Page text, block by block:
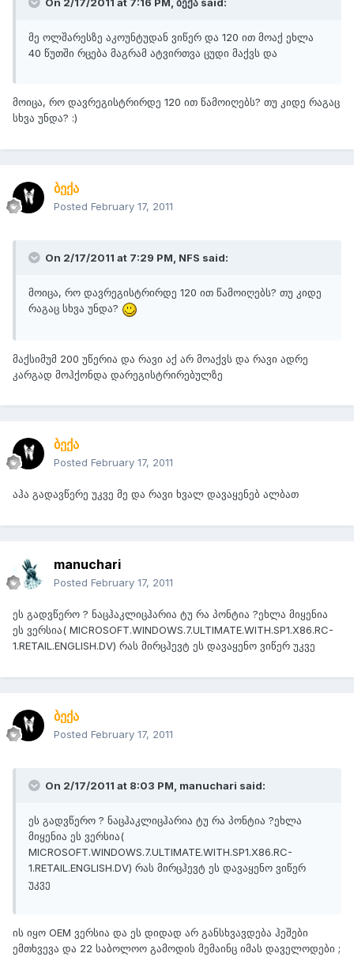
On 2/17/2011 at 7:16 PM, ბექა said:
მე ოლშარესზე აკოუნტუდან ვიწერ და 120 ით მოაქ ეხლა
40 წუთში რცება მაგრამ ატვირთვა ცუდი მაქვს და
მოიცა, რო დავრეგისტრირდე 120 ით წამოიღებს? თუ კიდე რაგაც
სხვა უნდა? :)
ბექა
Posted February 17, 2011
On 2/17/2011 at 7:29 PM, NFS said:
მოიცა, რო დავრეგისტრირდე 120 ით წამოიღებს? თუ კიდე
რაგაც სხვა უნდა?
მაქსიმუმ 200 უწერია და რავი აქ არ მოაქვს და რავი ადრე
კარგად მოჰქონდა დარეგისტრირებულზე
ბექა
Posted February 17, 2011
აჰა გადავწერე უკვე მე და რავი ხვალ დავაყენებ ალბათ
manuchari
Posted February 17, 2011
ეს გადვწერო ? ნაცჰაკლიცჰარია ტუ რა პონტია ?ეხლა მიყენია
ეს ვერსია( MICROSOFT.WINDOWS.7.ULTIMATE.WITH.SP1.X86.RC-
1.RETAIL.ENGLISH.DV) რას მირცჰევტ ეს დავაყენო ვიწერ უკვე
ბექა
Posted February 17, 2011
On 2/17/2011 at 8:03 PM, manuchari said:
ეს გადვწერო ? ნაცჰაკლიცჰარია ტუ რა პონტია ?ეხლა
მიყენია ეს ვერსია(
MICROSOFT.WINDOWS.7.ULTIMATE.WITH.SP1.X86.RC-
1.RETAIL.ENGLISH.DV) რას მირცჰევტ ეს დავაყენო ვიწერ
უკვე
ის იყო OEM ვერსია და ეს დიდად არ განსხვავდება ჰეშები
ემთხვევა და 22 საბოლოო გამოდის მემაინც იმას დაველოდები ;